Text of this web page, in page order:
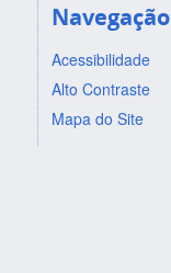
Navegação
Acessibilidade
Alto Contraste
Mapa do Site